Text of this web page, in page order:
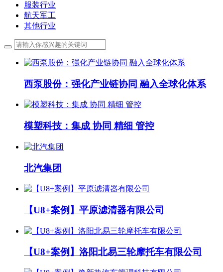
服装行业
航天军工
其他行业
西泵股份：强化产业链协同 融入全球化体系
模塑科技：集成 协同 精细 管控
北汽集团
【U8+案例】平原滤清器有限公司
【U8+案例】洛阳北易三轮摩托车有限公司